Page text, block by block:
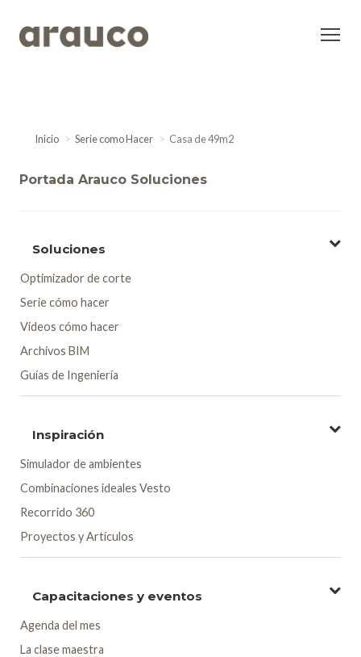
Inicio Serie como Hacer Casa de 49m2
Portada Arauco Soluciones
Soluciones
Optimizador de corte
Serie cómo hacer
Videos cómo hacer
Archivos BIM
Guías de Ingeniería
Inspiración
Simulador de ambientes
Combinaciones ideales Vesto
Recorrido 360
Proyectos y Artículos
Capacitaciones y eventos
Agenda del mes
La clase maestra